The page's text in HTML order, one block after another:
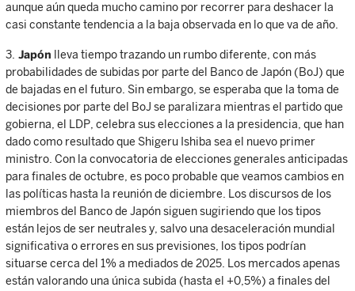
aunque aún queda mucho camino por recorrer para deshacer la
casi constante tendencia a la baja observada en lo que va de año.
3. Japón lleva tiempo trazando un rumbo diferente, con más
probabilidades de subidas por parte del Banco de Japón (BoJ) que
de bajadas en el futuro. Sin embargo, se esperaba que la toma de
decisiones por parte del BoJ se paralizara mientras el partido que
gobierna, el LDP, celebra sus elecciones a la presidencia, que han
dado como resultado que Shigeru Ishiba sea el nuevo primer
ministro. Con la convocatoria de elecciones generales anticipadas
para finales de octubre, es poco probable que veamos cambios en
las políticas hasta la reunión de diciembre. Los discursos de los
miembros del Banco de Japón siguen sugiriendo que los tipos
están lejos de ser neutrales y, salvo una desaceleración mundial
significativa o errores en sus previsiones, los tipos podrían
situarse cerca del 1% a mediados de 2025. Los mercados apenas
están valorando una única subida (hasta el +0,5%) a finales del